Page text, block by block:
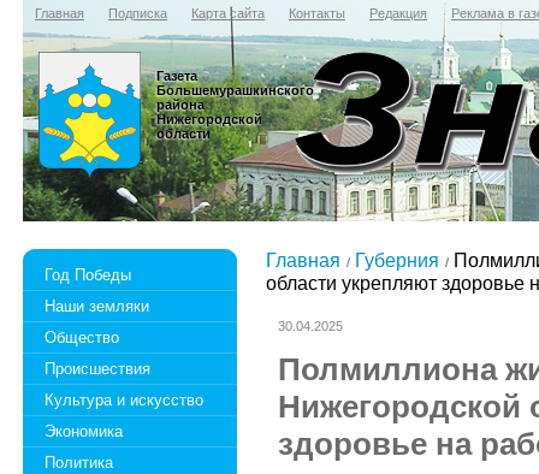
Главная Подписка Карта сайта Контакты Редакция Реклама в
Газета
Большемурашкинского
района
Нижегородской
области
Год Победы
Наши земляки
Общество
Происшествия
Культура и искусство
Экономика
Политика
Главная Губерния
области укрепляют здоровье
30.04.2025
Полмиллиона
Нижегородской
здоровье на